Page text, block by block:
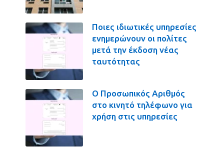
Ποιες ιδιωτικές υπηρεσίες
ενημερώνουν οι πολίτες
μετά την έκδοση νέας
ταυτότητας
Ο Προσωπικός Αριθμός
στο κινητό τηλέφωνο για
χρήση στις υπηρεσίες